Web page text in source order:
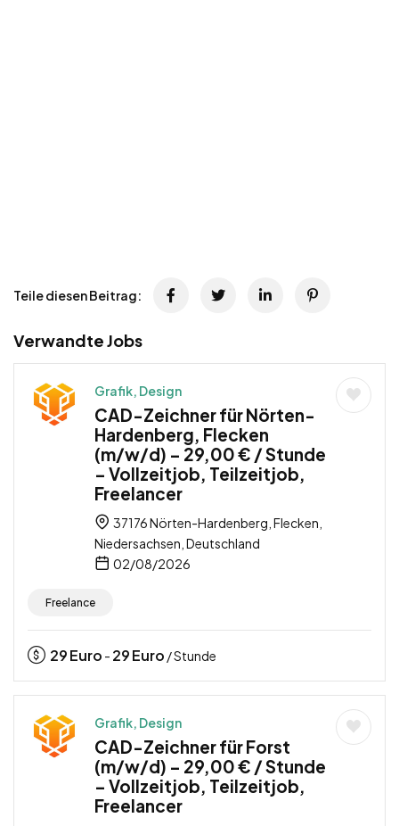
Teile diesen Beitrag:
Verwandte Jobs
Grafik, Design
CAD-Zeichner für Nörten-
Hardenberg, Flecken
(m/w/d) – 29,00 € / Stunde
– Vollzeitjob, Teilzeitjob,
Freelancer
37176 Nörten-Hardenberg, Flecken,
Niedersachsen, Deutschland
02/08/2026
Freelance
29Euro - 29Euro / Stunde
Grafik, Design
CAD-Zeichner für Forst
(m/w/d) – 29,00 € / Stunde
– Vollzeitjob, Teilzeitjob,
Freelancer